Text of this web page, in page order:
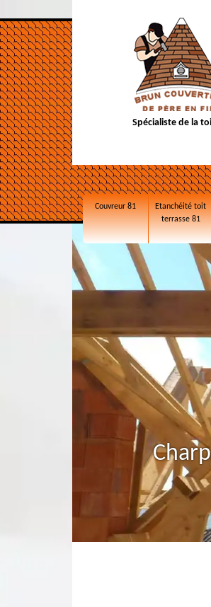
Spécialiste de la
Couvreur 81
Etanchéité toit
terrasse 81